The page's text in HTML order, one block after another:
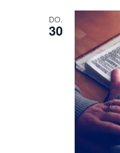
DO.
30